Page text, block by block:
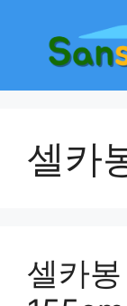
셀카
셀카